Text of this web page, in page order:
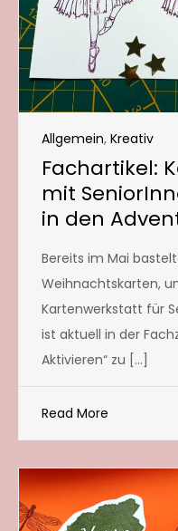
Allgemein, Kreativ
Fachartikel:
mit
in den
Bereits im Mai
Weihnachtskarten,
Kartenwerkstatt für
ist aktuell in der
Aktivieren“ zu […]
Read More